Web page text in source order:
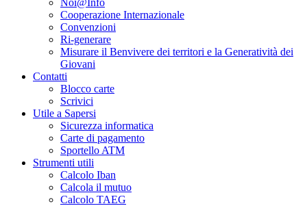
Noi@Info
Cooperazione Internazionale
Convenzioni
Ri-generare
Misurare il Benvivere dei territori e la Generatività dei
Giovani
Contatti
Blocco carte
Scrivici
Utile a Sapersi
Sicurezza informatica
Carte di pagamento
Sportello ATM
Strumenti utili
Calcolo Iban
Calcola il mutuo
Calcolo TAEG